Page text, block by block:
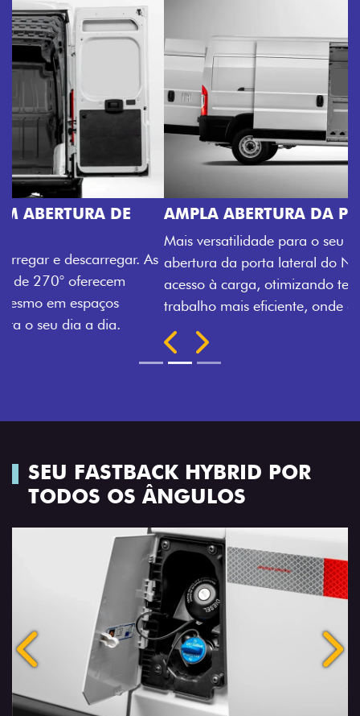
AMPLA ABERTURA DA PORTA LATERAL
Mais versatilidade para o seu carregamento. A ampla
abertura da porta lateral do Novo Ducato facilita o
acesso à carga, otimizando tempo e tornando o
trabalho mais eficiente, onde quer que você esteja.
Próximo
TRANSFORMAÇÃO HOMOLOGADA
TODOS OS ÂNGULOS
Anterior